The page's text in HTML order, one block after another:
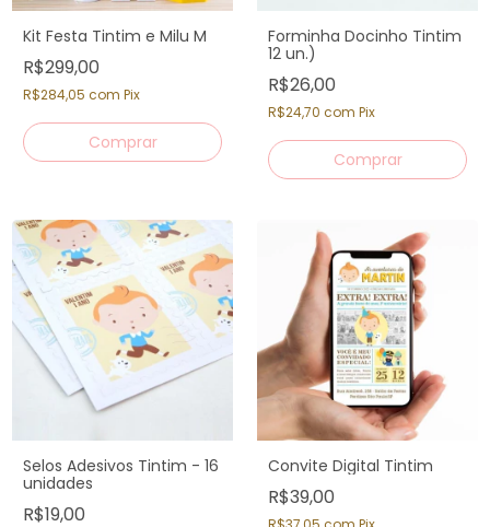
Kit Festa Tintim e Milu M
R$299,00
R$284,05 com Pix
Forminha Docinho Tintim
12 un.)
R$26,00
R$24,70 com Pix
Selos Adesivos Tintim - 16
unidades
R$19,00
Convite Digital Tintim
R$39,00